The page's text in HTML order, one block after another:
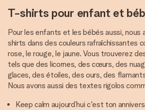
T-shirts pour enfant et
Pour les enfants et les bébés aussi, nous
shirts dans des couleurs rafraîchissantes
rose, le rouge, le jaune. Vous trouverez
tels que des licornes, des cœurs, des
glaces, des étoiles, des ours, des
Nous avons aussi des textes rigolos
Keep calm aujourd’hui c'est ton